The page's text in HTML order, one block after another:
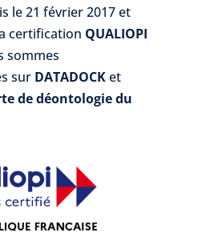
le 21 février 2017 et
certification QUALIOPI
sommes
sur DATADOCKet
de déontologie du